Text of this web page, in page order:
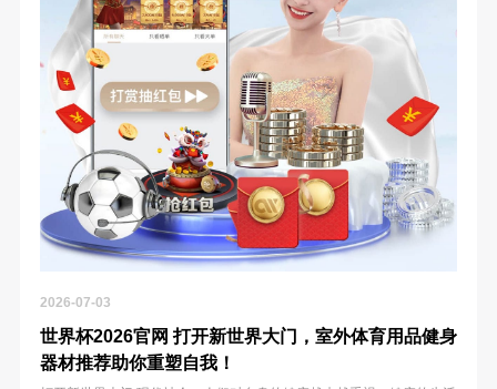
2026-07-03
世界杯2026官网 打开新世界大门，室外体育用品健身
器材推荐助你重塑自我！